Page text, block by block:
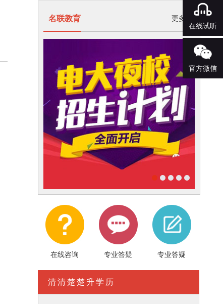
名联教育 更多>
在线咨询 专业答疑 专业答疑
清清楚楚升学历
在线试听
官方微信